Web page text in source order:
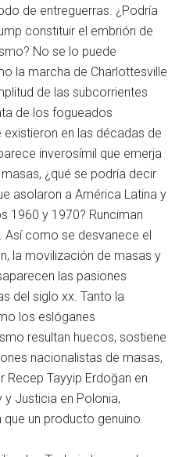
de entreguerras. ¿Podría
constituir el embrión de
No se lo puede
la marcha de Charlottesville
de las subcorrientes
de los fogueados
en las décadas de
inverosímil que emerja
¿qué se podría decir
asolaron a América Latina y
1960 y 1970? Runciman
Así como se desvanece el
la movilización de masas y
las pasiones
del sigloxx. Tanto la
los eslóganes
resultan huecos, sostiene
nacionalistas de masas,
Recep Tayyip Erdoğan en
y Justicia en Polonia,
un producto genuino.